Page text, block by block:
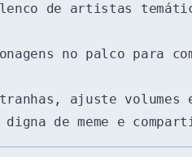
de artistas
no palco para
ajuste volumes
de meme e